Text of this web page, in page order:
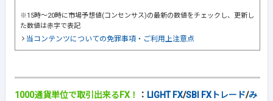
※15時～20時に市場予想値(コンセンサス)の最新の数値をチェックし、更新し
た数値は赤字で表記
当コンテンツについての免罪事項・ご利用上注意点
1000通貨単位で取引出来るFX！ ： LIGHT FX/SBI FXトレード/み